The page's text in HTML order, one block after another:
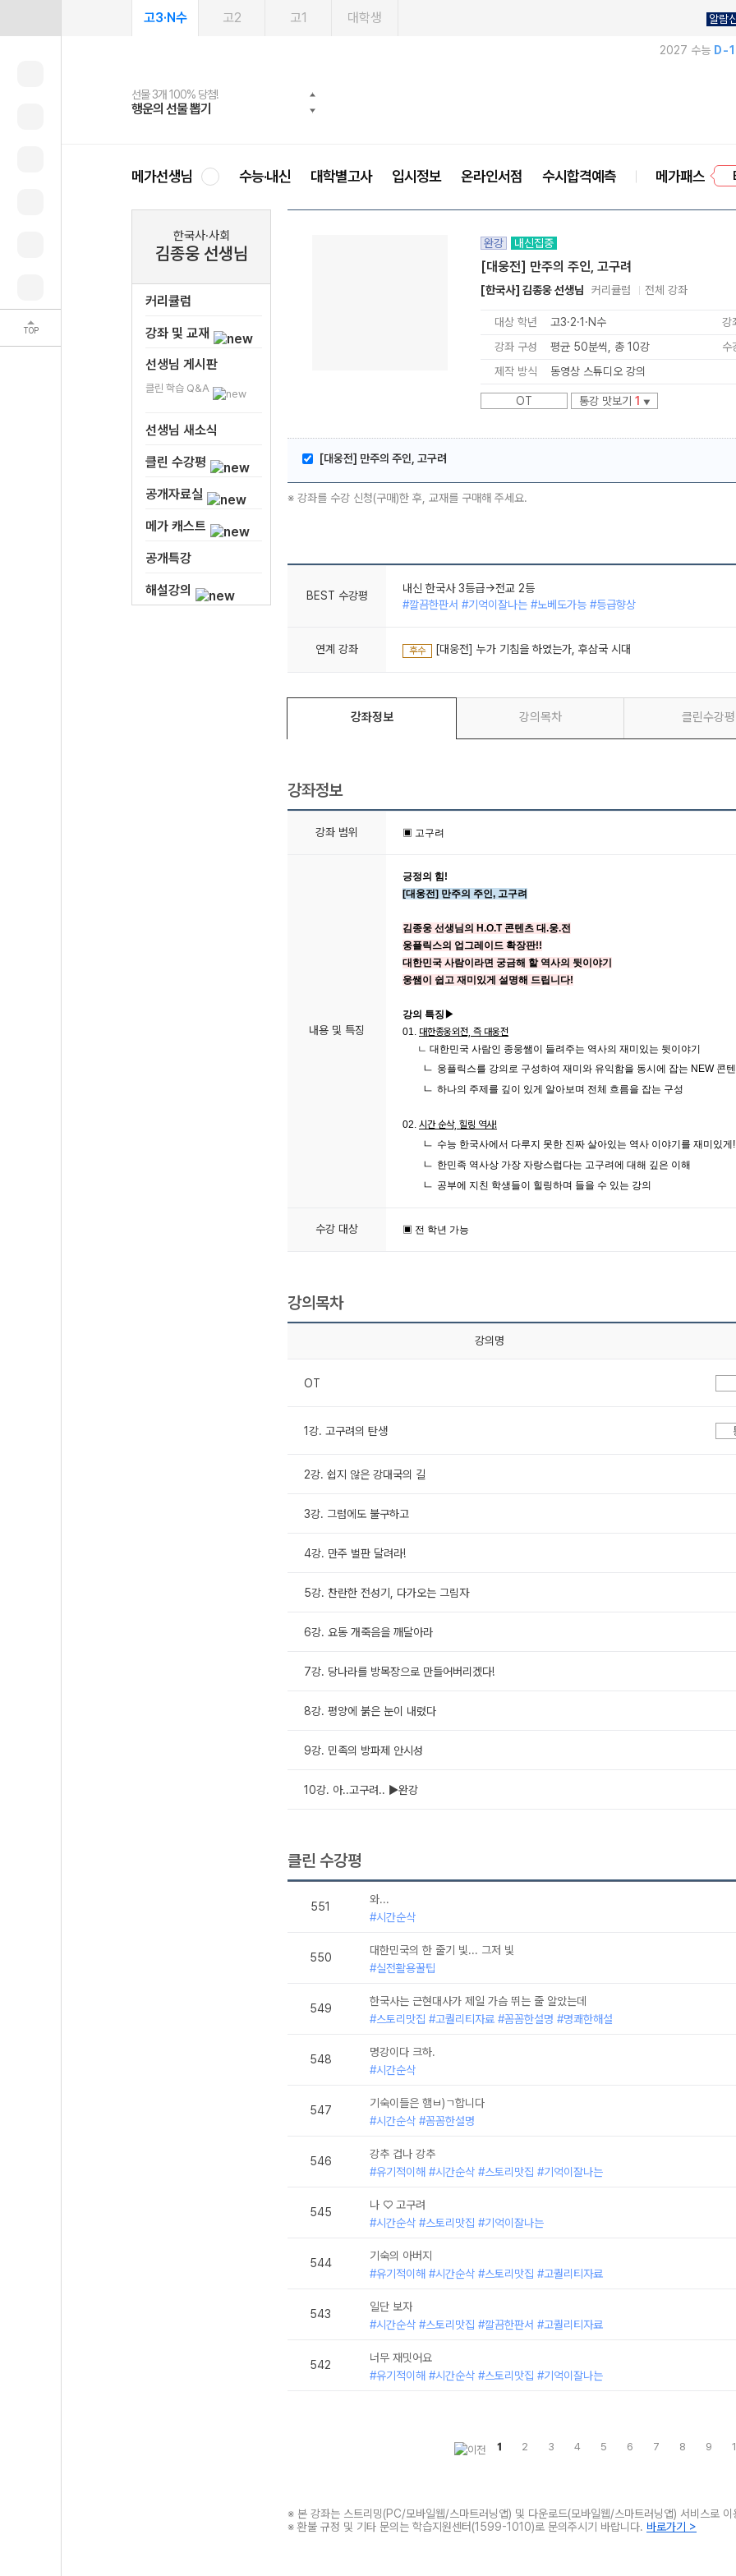
TOP
고3·N수 고2 고1 대학생 알람
2027 수능 D-
메가스터디
선물 3개 100% 당첨!
행운의 선물 뽑기
선물 100% 증정!
메가스터디 X 올리브
여름방학 스터디 캐시백
메가런 썸머스쿨
2027 러셀 단과
강사 공개선발
스마트러닝앱
설문 EVENT
메가패스
3일 무료 체험권
메가패스 수강생 무료혜택!
메가클럽 멤버십
사회공헌 캠페인
희망이룸 메가나눔
메가선생님 수능·내신 대학별고사 입시정보 온라인서점 수시합격예측 메가패스
한국사·사회
김종웅 선생님
커리큘럼
강좌 및 교재
선생님 게시판
클린 학습 Q&A
선생님 새소식
클린 수강평
공개자료실
메가 캐스트
공개특강
해설강의
완강 내신집중
[대웅전] 만주의 주인, 고구려
[한국사] 김종웅 선생님 커리큘럼 전체 강좌
대상 학년 고3·2·1·N수
강
강좌 구성
평균 50분씩, 총 10강
수
제작 방식
동영상 스튜디오 강의
OT 통강 맛보기 1 ▼
[대웅전] 만주의 주인, 고구려
※ 강좌를 수강 신청(구매)한 후, 교재를 구매해 주세요.
BEST 수강평
내신 한국사 3등급->전교 2등
#깔끔한판서 #기억이잘나는 #노베도가능 #등급향상
시작은 언제나 끝과 함께 한다는 것.
#스토리맛집 #핵심만쏙쏙 #기억이잘나는
연계 강좌 후수 [대웅전] 누가 기침을 하였는가, 후삼국 시대
강좌정보 강의목차 클린수강평
강좌정보
강좌 범위 ▣ 고구려
내용 및 특징
긍정의 힘!
[대웅전] 만주의 주인, 고구려
김종웅 선생님의 H.O.T 콘텐츠 대.웅.전
웅플릭스의 업그레이드 확장판!!
대한민국 사람이라면 궁금해 할 역사의 뒷이야기
웅쌤이 쉽고 재미있게 설명해 드립니다!
강의 특징▶
01. 대한종웅외전, 즉 대웅전
ㄴ 대한민국 사람인 종웅쌤이 들려주는 역사의 재미있는 뒷이야기
ㄴ 웅플릭스를 강의로 구성하여 재미와 유익함을 동시에 잡는 NEW 콘
ㄴ 하나의 주제를 깊이 있게 알아보며 전체 흐름을 잡는 구성
02. 시간 순삭, 힐링 역사!
ㄴ 수능 한국사에서 다루지 못한 진짜 살아있는 역사 이야기를 재미있게!
ㄴ 한민족 역사상 가장 자랑스럽다는 고구려에 대해 깊은 이해
ㄴ 공부에 지친 학생들이 힐링하며 들을 수 있는 강의
수강 대상 ▣ 전 학년 가능
강의목차
강의명
OT
1강. 고구려의 탄생
2강. 쉽지 않은 강대국의 길
3강. 그럼에도 불구하고
4강. 만주 벌판 달려라!
5강. 찬란한 전성기, 다가오는 그림자
6강. 요동 개죽음을 깨달아라
7강. 당나라를 방목장으로 만들어버리겠다!
8강. 평양에 붉은 눈이 내렸다
9강. 민족의 방파제 안시성
10강. 아..고구려.. ▶완강
클린 수강평
551
와...
#시간순삭
550
대한민국의 한 줄기 빛... 그저 빛
#실전활용꿀팁
549
한국사는 근현대사가 제일 가슴 뛰는 줄 알았는데
#스토리맛집 #고퀄리티자료 #꼼꼼한설명 #명쾌한해설
548
명강이다 크하.
#시간순삭
547
기숙이들은 햄ㅂ)ㄱ합니다
#시간순삭 #꼼꼼한설명
546
강추 겁나 강추
#유기적이해 #시간순삭 #스토리맛집 #기억이잘나는
545
나 ♡ 고구려
#시간순삭 #스토리맛집 #기억이잘나는
544
기숙의 아버지
#유기적이해 #시간순삭 #스토리맛집 #고퀄리티자료
543
일단 보자
#시간순삭 #스토리맛집 #깔끔한판서 #고퀄리티자료
542
너무 재밋어요
#유기적이해 #시간순삭 #스토리맛집 #기억이잘나는
1 2 3 4 5 6 7 8 9
※ 본 강좌는 스트리밍(PC/모바일웹/스마트러닝앱) 및 다운로드(모바일웹/스마트러닝앱) 서비스로
※ 환불 규정 및 기타 문의는 학습지원센터(1599-1010)로 문의주시기 바랍니다. 바로가기 >